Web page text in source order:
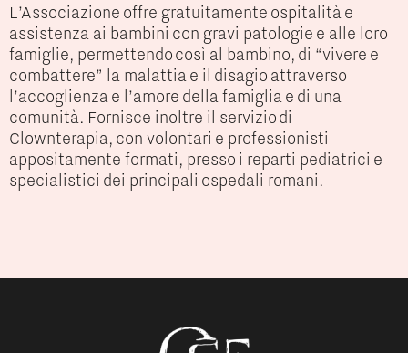
L’Associazione offre gratuitamente ospitalità e
assistenza ai bambini con gravi patologie e alle loro
famiglie, permettendo così al bambino, di “vivere e
combattere” la malattia e il disagio attraverso
l’accoglienza e l’amore della famiglia e di una
comunità. Fornisce inoltre il servizio di
Clownterapia, con volontari e professionisti
appositamente formati, presso i reparti pediatrici e
specialistici dei principali ospedali romani.